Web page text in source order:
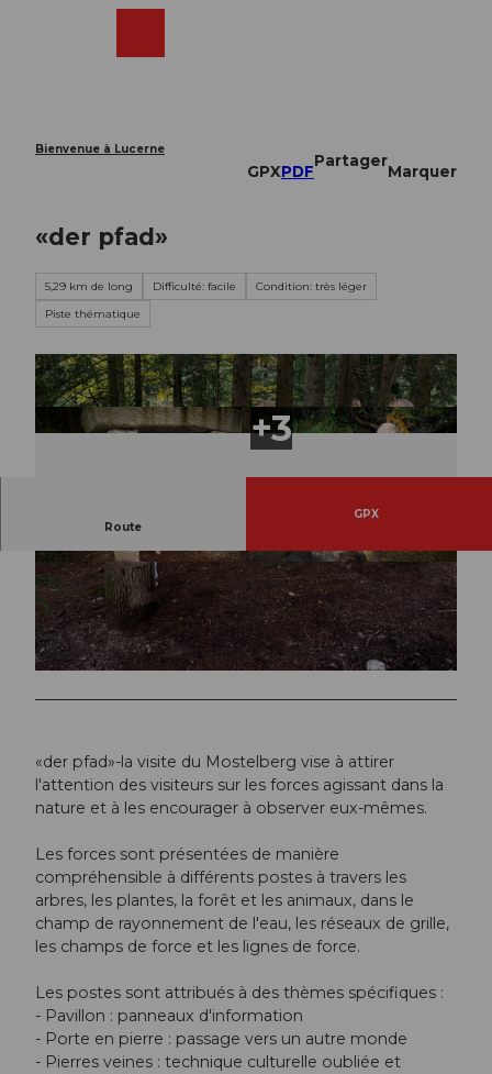
Bienvenue à Lucerne
GPXPDF
Partager
Marquer
«der pfad»
5,29 km de long Difficulté: facile
Condition: très léger
Piste thématique
© Schwyzer Wanderwege © Schwyzer Wanderwege
Route
GPX
2:00 h
5,29 km
608 m
208 m
777 m
1.312 m
535 m
Départ: Sattel, station basse du téléphérique
«der pfad»-la visite du Mostelberg vise à attirer
l'attention des visiteurs sur les forces agissant dans la
nature et à les encourager à observer eux-mêmes.
Les forces sont présentées de manière
compréhensible à différents postes à travers les
arbres, les plantes, la forêt et les animaux, dans le
champ de rayonnement de l'eau, les réseaux de grille,
les champs de force et les lignes de force.
Les postes sont attribués à des thèmes spécifiques :
- Pavillon : panneaux d'information
- Porte en pierre : passage vers un autre monde
- Pierres veines : technique culturelle oubliée et